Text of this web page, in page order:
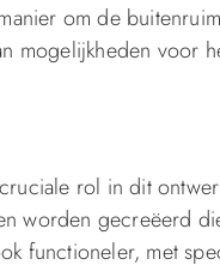
om de
mogelijkheden voor
rol in dit
worden gecreëerd
functioneler, met